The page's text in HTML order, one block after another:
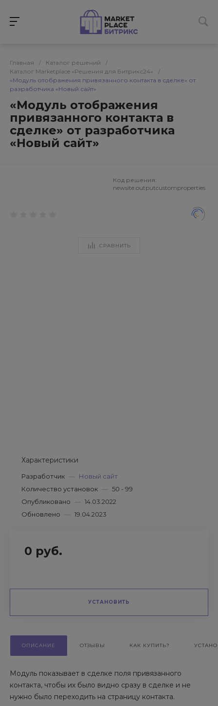
Главная / Каталог решений
/
Каталог Marketplace «Решения для Битрикс24»
/
«Модуль отображения привязанного контакта в сделке» от
разработчика «Новый сайт»
«Модуль отображения
привязанного контакта в
сделке» от разработчика
«Новый сайт»
Код решения:
newsite.outputcustomproperties
СРАВНИТЬ
Характеристики
Разработчик — Новый сайт
Количество установок — 50 - 99
Опубликовано — 14.03.2022
Обновлено — 19.04.2023
0 руб.
УСТАНОВИТЬ
ОПИСАНИЕ ОТЗЫВЫ КАК КУПИТЬ?
Модуль показывает в сделке поля привязанного
контакта, чтобы их было видно сразу в сделке и не
нужно было переходить на страницу контакта.